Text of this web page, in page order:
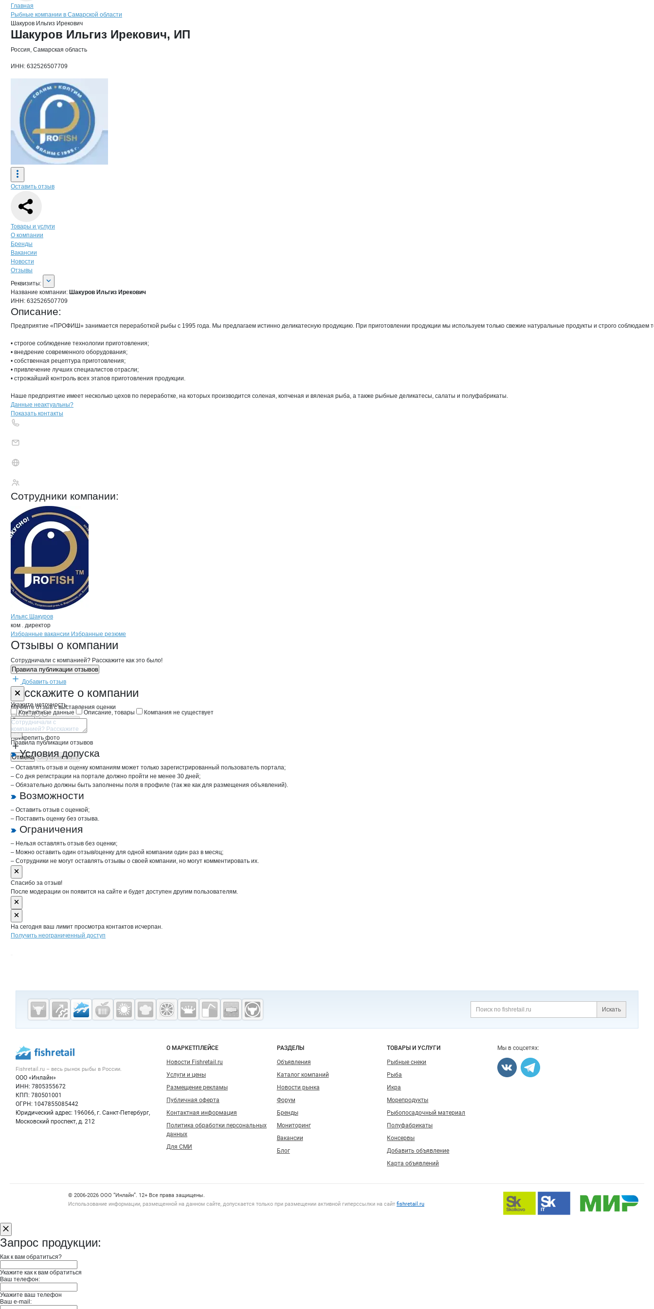
Навигация по сайту
Главная
Рыбные компании в Самарской области
Шакуров Ильгиз Ирекович
Основная информация о компании
Шакуров Ильгиз Ирекович, ИП
Россия, Самарская область
ИНН: 632526507709
Оставить отзыв
Навигация по странице
Товары и услуги
О компании
Бренды
Вакансии
Новости
Отзывы
О компании
Реквизиты
Реквизиты:
Название компании: Шакуров Ильгиз Ирекович
ИНН: 632526507709
Описание:
Предприятие «ПРОФИШ» занимается переработкой рыбы с 1995 года. Мы предлагаем истинно деликатесную продукцию. При приготовлении продукции мы используем только свежие натуральные продукты и строго соблюдаем
• строгое соблюдение технологии приготовления;
• внедрение современного оборудования;
• собственная рецептура приготовления;
• привлечение лучших специалистов отрасли;
• строжайший контроль всех этапов приготовления продукции.
Наше предприятие имеет несколько цехов по переработке, на которых производится соленая, копченая и вяленая рыба, а также рыбные деликатесы, салаты и полуфабрикаты.
Контактыкомпании
+7(800)000-00-..
Данные неактуальны?
Показать контакты
Сотрудники компании:
Ильяс Шакуров
ком . директор
Брендыкомпани Шакуров Ильгиз Ирекович
Вакансии вШакуров Ильгиз Ирекович
Избранные вакансии Избранные резюме
Новости oШакуров Ильгиз Ирекович, ИП
Отзывы о компании
Сотрудничали с компанией? Расскажите как это было!
Правила публикации отзывов
Добавить отзыв
Расскажите о компании
Начните отзыв с выставления оценки
Прикрепить фото
Отмена Опубликовать
Форма обратной связи о неточностях на странице
Укажите неточность
Контактные данные
Описание, товары Компания не существует
Отмена Опубликовать
Правила публикации отзывов
Условия допуска
– Оставлять отзыв и оценку компаниям может только зарегистрированный пользователь портала;
– Со дня регистрации на портале должно пройти не менее 30 дней;
– Обязательно должны быть заполнены поля в профиле (так же как для размещения объявлений).
Возможности
– Оставить отзыв с оценкой;
– Поставить оценку без отзыва.
Ограничения
– Нельзя оставлять отзыв без оценки;
– Можно оставить один отзыв/оценку для одной компании один раз в месяц;
– Сотрудники не могут оставлять отзывы о своей компании, но могут комментировать их.
Спасибо за отзыв!
После модерации он появится на сайте и будет доступен другим пользователям.
На сегодня ваш лимит просмотра контактов исчерпан.
Получить неограниченный доступ
Дополнительная информация
Искать
Cсылки на полезные проекты
Fishretail.ru —
рыба,
Важные разделы и контакты
Fishretail.ru – весь рынок рыбы в России.
ООО «Инлайн»
ИНН: 7805355672
КПП: 780501001
ОГРН: 1047855085442
Юридический адрес: 196066, г. Санкт-Петербург,
Московский проспект, д. 212
Навигация по сайту
О МАРКЕТПЛЕЙСЕ
Новости Fishretail.ru
Услуги и цены
Размещение рекламы
Публичная оферта
Контактная информация
Политика обработки персональных
данных
Для СМИ
РАЗДЕЛЫ
Объявления
Каталог компаний
Новости рынка
Форум
Бренды
Мониторинг
Вакансии
Блог
ТОВАРЫ И УСЛУГИ
Рыбные снеки
Рыба
Икра
Морепродукты
Рыбопосадочный материал
Полуфабрикаты
Консервы
Добавить объявление
Карта объявлений
Мы в соцсетях:
Счетчики, авторское право, логотипы
© 2006‑2026 ООО “Инлайн”. 12+ Все права защищены.
Использование информации, размещенной на данном сайте, допускается только при размещении активной гиперссылки на сайт fishretail.ru
Запрос продукции:
Как к вам обратиться?
Укажите как к вам обратиться
Ваш телефон:
Укажите ваш телефон
Ваш e-mail: